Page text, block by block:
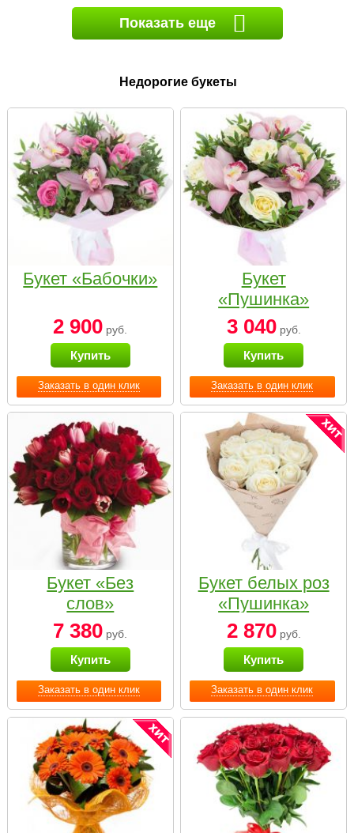
Показать еще
Недорогие букеты
Заказать в один клик
Букет «Бабочки»
2 900 руб.
Купить
Заказать в один клик
Букет
«Пушинка»
3 040руб.
Купить
Заказать в один клик
Букет «Без
слов»
7 380 руб.
Купить
Заказать в один клик
Букет белых роз
«Пушинка»
2 870руб.
Купить